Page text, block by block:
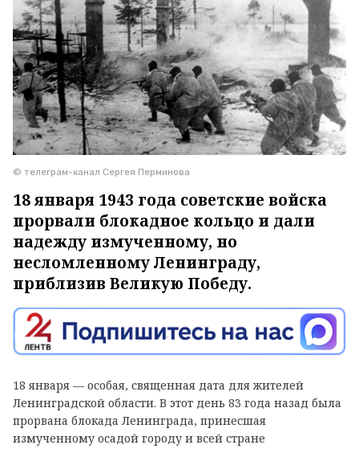
© телеграм-канал Сергея Перминова
18 января 1943 года советские войска
прорвали блокадное кольцо и дали
надежду измученному, но
несломленному Ленинграду,
приблизив Великую Победу.
18 января — особая, священная дата для жителей
Ленинградской области. В этот день 83 года назад была
прорвана блокада Ленинграда, принесшая
измученному осадой городу и всей стране